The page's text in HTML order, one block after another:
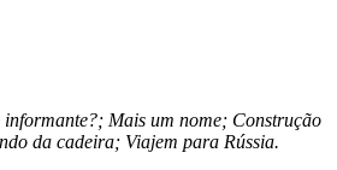
informante?; Mais um nome; Construção
da cadeira; Viajem para Rússia.